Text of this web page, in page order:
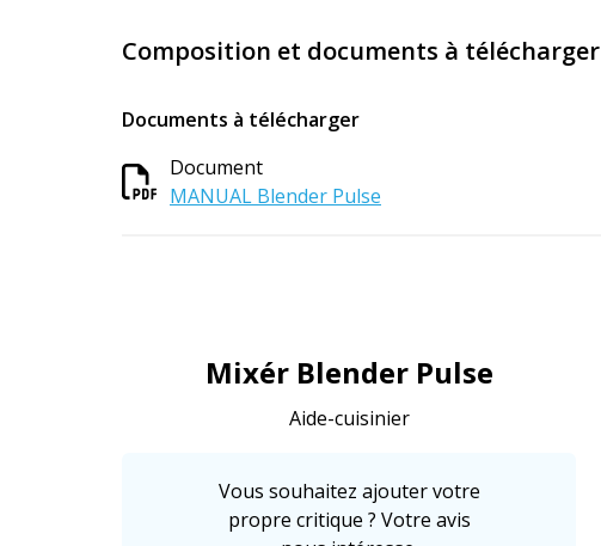
Composition et documents à télécharger
Documents à télécharger
Document
MANUAL Blender Pulse
Mixér Blender Pulse
Aide-cuisinier
Vous souhaitez ajouter votre
propre critique ? Votre avis